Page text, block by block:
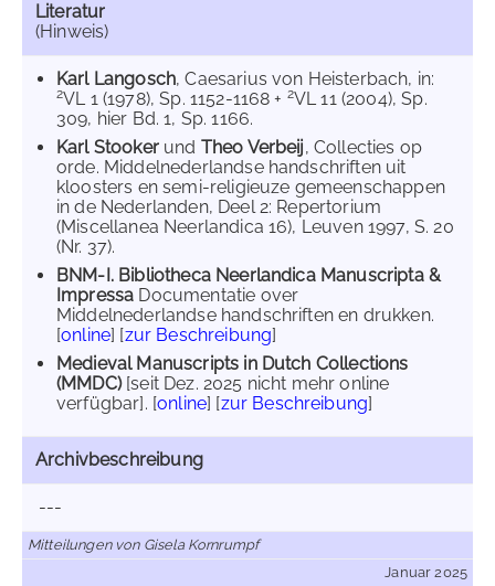
Literatur
(Hinweis)
Karl Langosch, Caesarius von Heisterbach, in:
2VL 1 (1978), Sp. 1152-1168 + 2VL 11 (2004), Sp.
309, hier Bd. 1, Sp. 1166.
Karl Stookerund Theo Verbeij, Collecties op
orde. Middelnederlandse handschriften uit
kloosters en semi-religieuze gemeenschappen
in de Nederlanden, Deel 2: Repertorium
(Miscellanea Neerlandica 16), Leuven 1997, S. 20
(Nr. 37).
BNM-I. Bibliotheca Neerlandica Manuscripta &
Impressa Documentatie over
Middelnederlandse handschriften en drukken.
[online] [zur Beschreibung]
Medieval Manuscripts in Dutch Collections
(MMDC)[seit Dez. 2025 nicht mehr online
verfügbar]. [online] [zur Beschreibung]
Archivbeschreibung
---
Mitteilungen von Gisela Kornrumpf
Januar 2025